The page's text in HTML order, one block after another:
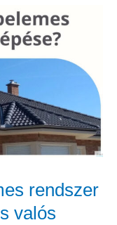
rendszer
valós